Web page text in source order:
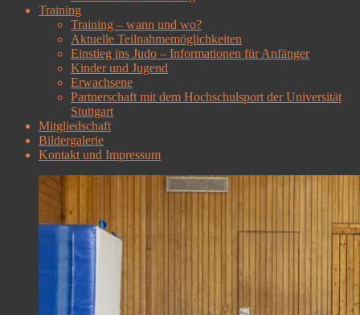
Training
Training – wann und wo?
Aktuelle Teilnahmemöglichkeiten
Einstieg ins Judo – Informationen für Anfänger
Kinder und Jugend
Erwachsene
Partnerschaft mit dem Hochschulsport der Universität
Stuttgart
Mitgliedschaft
Bildergalerie
Kontakt und Impressum